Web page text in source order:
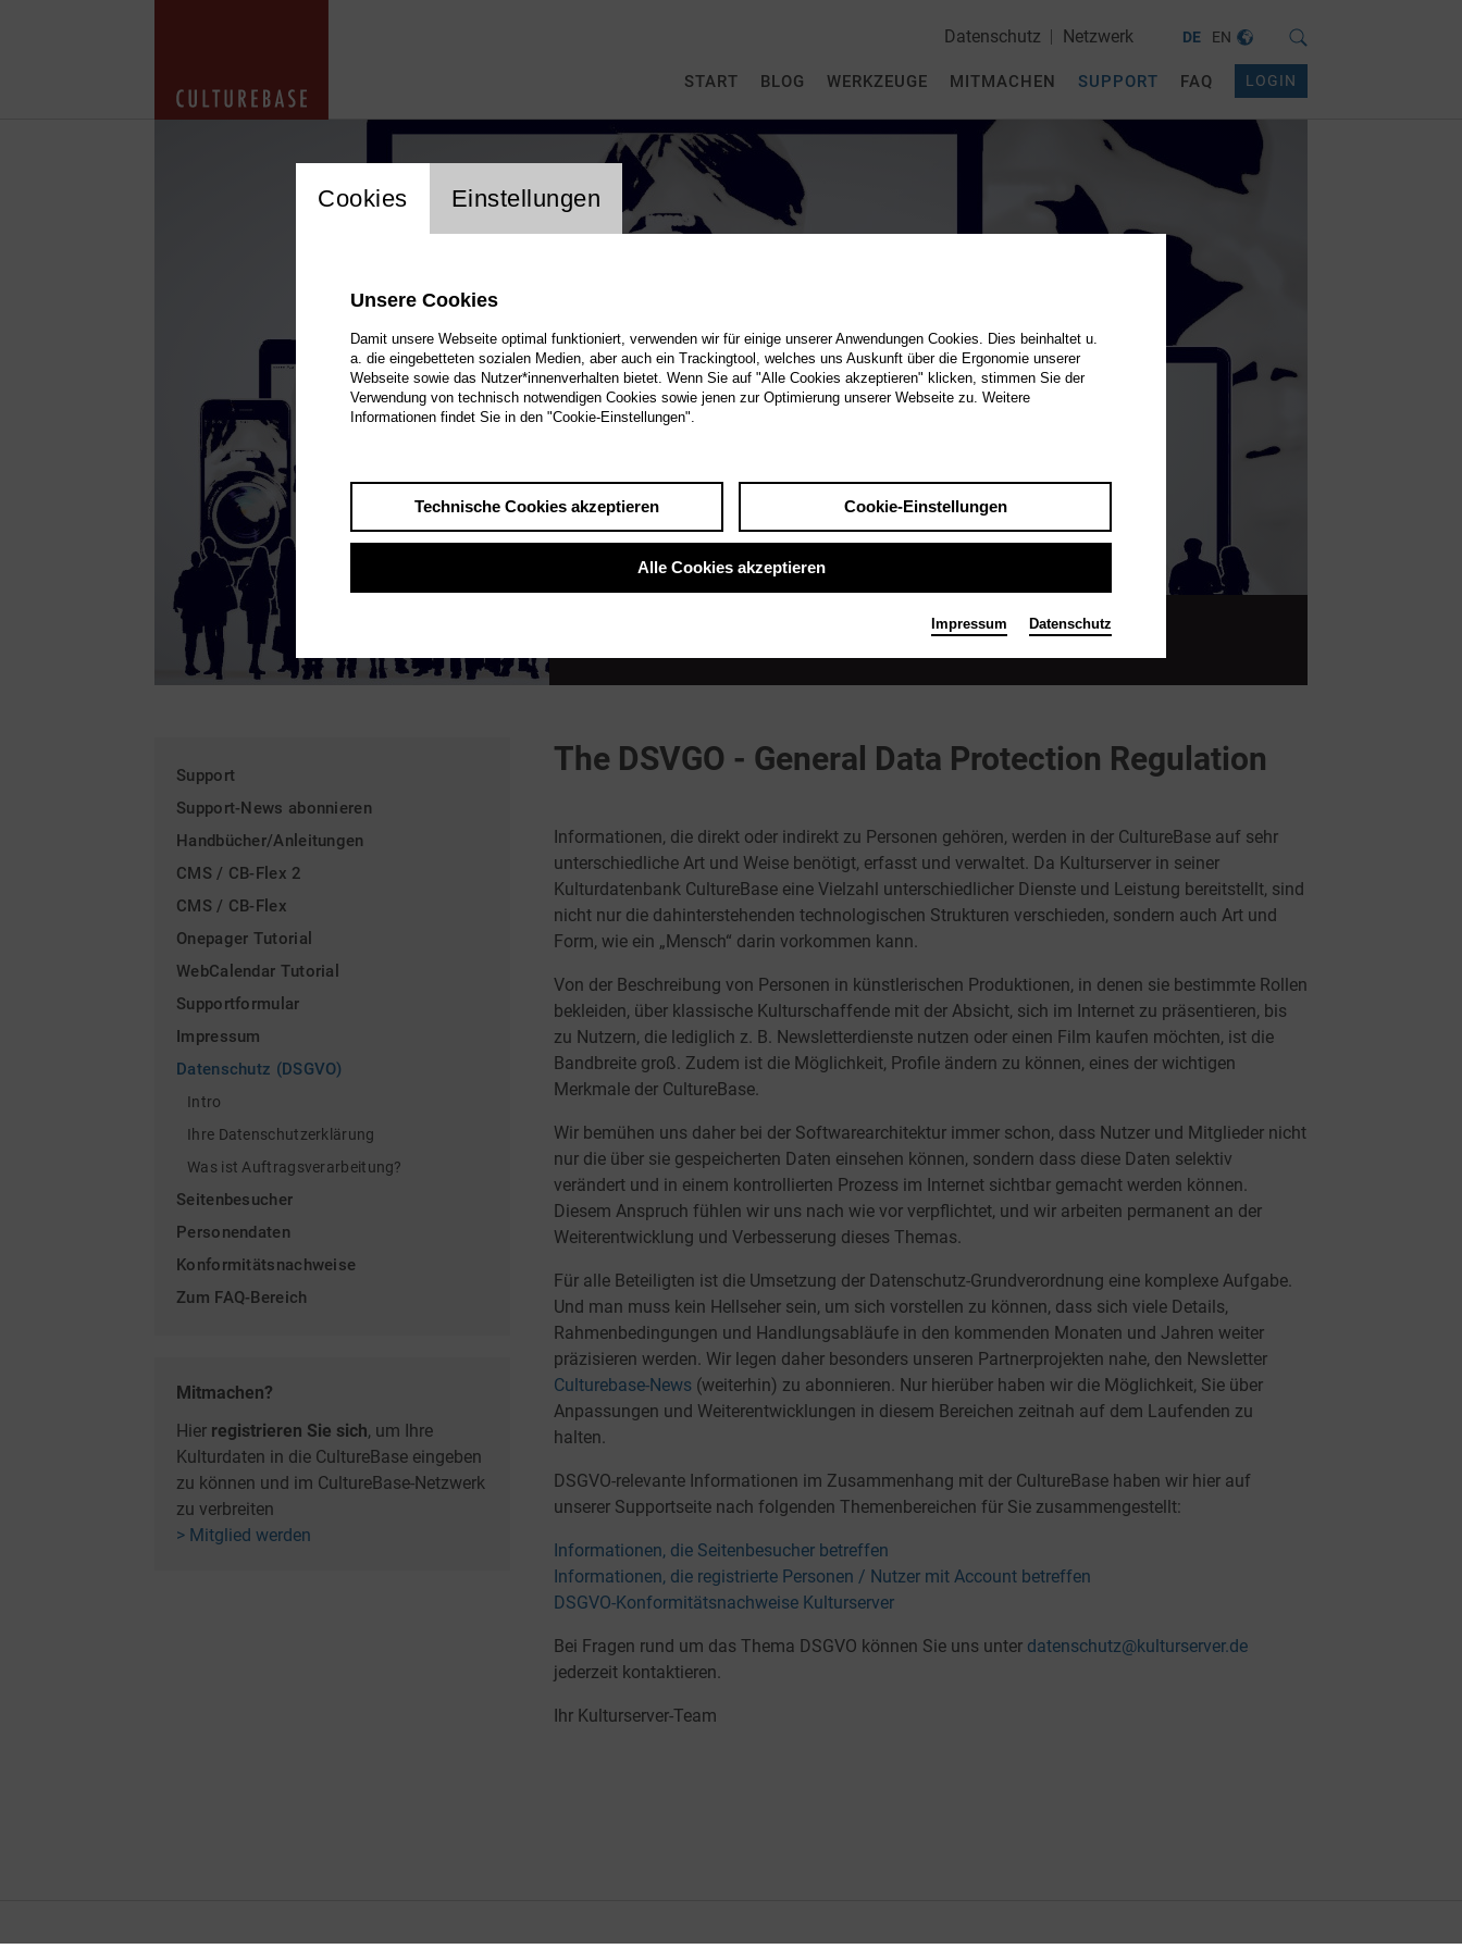
Datenschutz Netzwerk DE EN
START BLOG WERKZEUGE MITMACHEN SUPPORT FAQ LOGIN
DATENSCHUTZ-GRUNDVERORDNUNG
Support
Support-News abonnieren
Handbücher/Anleitungen
CMS / CB-Flex 2
CMS / CB-Flex
Onepager Tutorial
WebCalendar Tutorial
Supportformular
Impressum
Datenschutz (DSGVO)
Intro
Ihre Datenschutzerklärung
Was ist Auftragsverarbeitung?
Seitenbesucher
Personendaten
Konformitätsnachweise
Zum FAQ-Bereich
Mitmachen?
Hier registrieren Sie sich, um Ihre
Kulturdaten in die CultureBase eingeben
zu können und im CultureBase-Netzwerk
zu verbreiten
> Mitglied werden
The DSVGO - General Data Protection Regulation
Informationen, die direkt oder indirekt zu Personen gehören, werden in der CultureBase auf sehr
unterschiedliche Art und Weise benötigt, erfasst und verwaltet. Da Kulturserver in seiner
Kulturdatenbank CultureBase eine Vielzahl unterschiedlicher Dienste und Leistung bereitstellt, sind
nicht nur die dahinterstehenden technologischen Strukturen verschieden, sondern auch Art und
Form, wie ein „Mensch“ darin vorkommen kann.
Von der Beschreibung von Personen in künstlerischen Produktionen, in denen sie bestimmte Rollen
bekleiden, über klassische Kulturschaffende mit der Absicht, sich im Internet zu präsentieren, bis
zu Nutzern, die lediglich z. B. Newsletterdienste nutzen oder einen Film kaufen möchten, ist die
Bandbreite groß. Zudem ist die Möglichkeit, Profile ändern zu können, eines der wichtigen
Merkmale der CultureBase.
Wir bemühen uns daher bei der Softwarearchitektur immer schon, dass Nutzer und Mitglieder nicht
nur die über sie gespeicherten Daten einsehen können, sondern dass diese Daten selektiv
verändert und in einem kontrollierten Prozess im Internet sichtbar gemacht werden können.
Diesem Anspruch fühlen wir uns nach wie vor verpflichtet, und wir arbeiten permanent an der
Weiterentwicklung und Verbesserung dieses Themas.
Für alle Beteiligten ist die Umsetzung der Datenschutz-Grundverordnung eine komplexe Aufgabe.
Und man muss kein Hellseher sein, um sich vorstellen zu können, dass sich viele Details,
Rahmenbedingungen und Handlungsabläufe in den kommenden Monaten und Jahren weiter
präzisieren werden. Wir legen daher besonders unseren Partnerprojekten nahe, den Newsletter
Culturebase-News (weiterhin) zu abonnieren. Nur hierüber haben wir die Möglichkeit, Sie über
Anpassungen und Weiterentwicklungen in diesem Bereichen zeitnah auf dem Laufenden zu
halten.
DSGVO-relevante Informationen im Zusammenhang mit der CultureBase haben wir hier auf
unserer Supportseite nach folgenden Themenbereichen für Sie zusammengestellt:
Informationen, die Seitenbesucher betreffen
Informationen, die registrierte Personen / Nutzer mit Account betreffen
DSGVO-Konformitätsnachweise Kulturserver
Bei Fragen rund um das Thema DSGVO können Sie uns unter datenschutz@kulturserver.de
jederzeit kontaktieren.
Ihr Kulturserver-Team
cookie_layer
Cookies Einstellungen
Unsere Cookies
Damit unsere Webseite optimal funktioniert, verwenden wir für einige unserer Anwendungen Cookies. Dies beinhaltet u.
a. die eingebetteten sozialen Medien, aber auch ein Trackingtool, welches uns Auskunft über die Ergonomie unserer
Webseite sowie das Nutzer*innenverhalten bietet. Wenn Sie auf "Alle Cookies akzeptieren" klicken, stimmen Sie der
Verwendung von technisch notwendigen Cookies sowie jenen zur Optimierung unserer Webseite zu. Weitere
Informationen findet Sie in den "Cookie-Einstellungen".
Technische Cookies akzeptieren Cookie-Einstellungen
Alle Cookies akzeptieren
Impressum Datenschutz